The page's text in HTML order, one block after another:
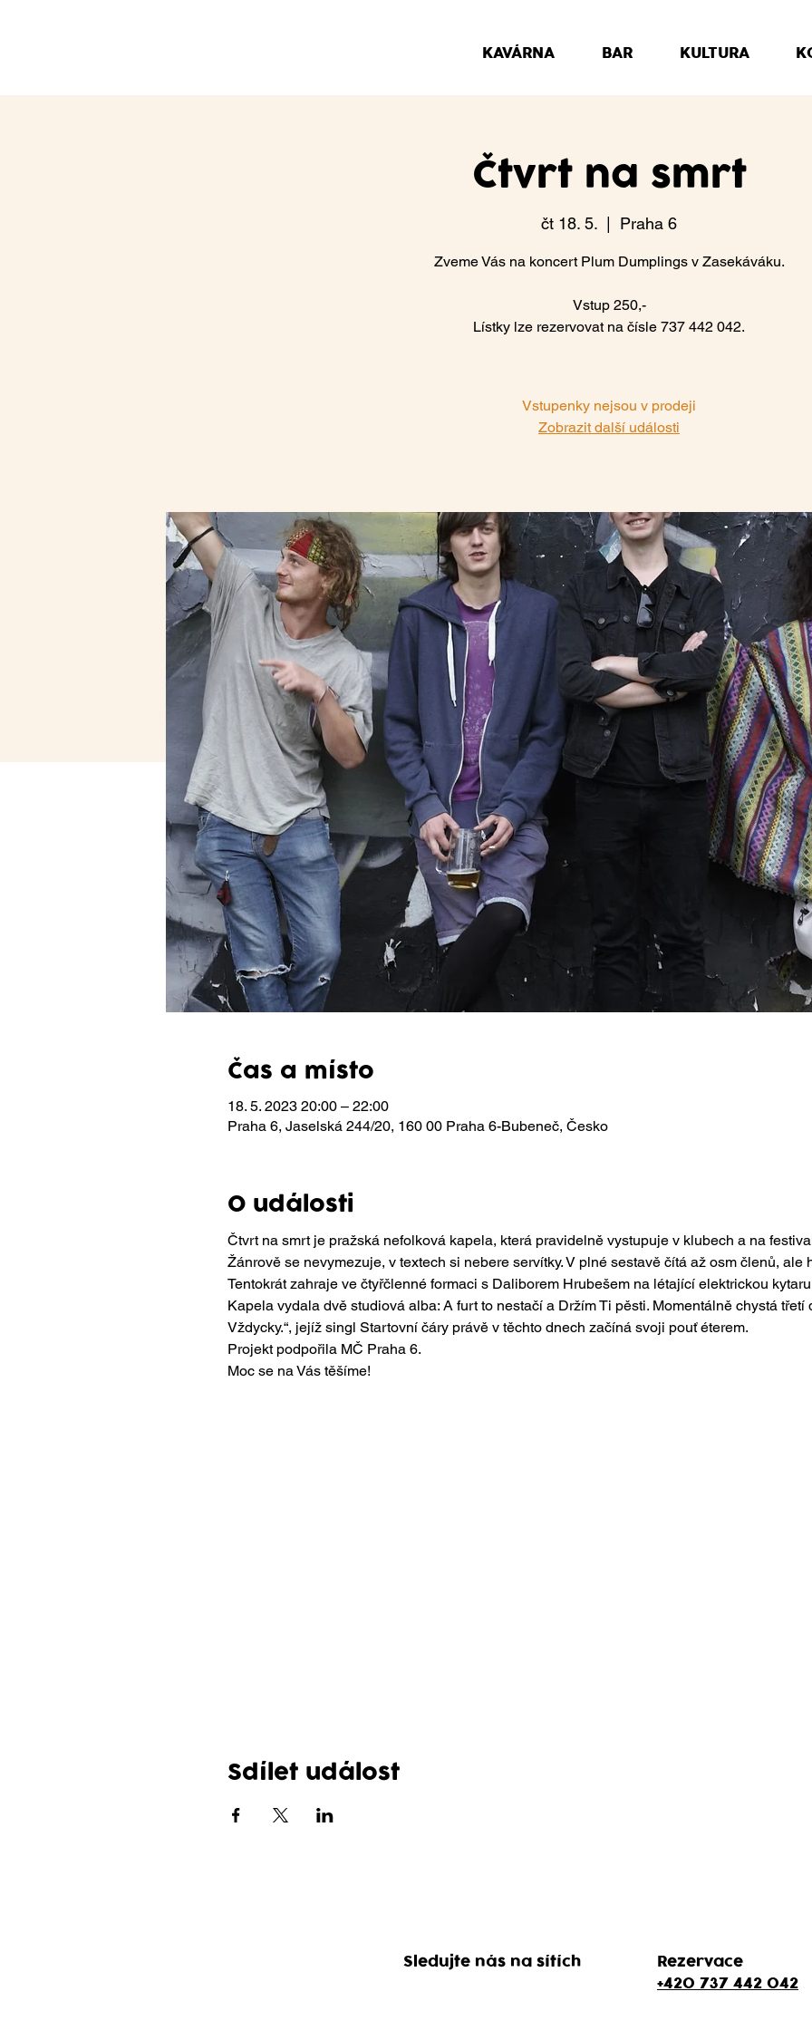
KAVÁRNA BAR KULTURA
Čtvrt na smrt
čt 18. 5. Praha 6
Zveme Vás na koncert Plum Dumplings v Zasekáváku.
Vstup 250,-
Lístky lze rezervovat na čísle 737 442 042.
Vstupenky nejsou v prodeji
Zobrazit další události
Čas a místo
18. 5. 2023 20:00 – 22:00
Praha 6, Jaselská 244/20, 160 00 Praha 6-Bubeneč, Česko
O události
Čtvrt na smrt je pražská nefolková kapela, která pravidelně vystupuje v klubech a na
Žánrově se nevymezuje, v textech si nebere servítky. V plné sestavě čítá až osm členů, ale
Tentokrát zahraje ve čtyřčlenné formaci s Daliborem Hrubešem na létající elektrickou
Kapela vydala dvě studiová alba: A furt to nestačí a Držím Ti pěsti. Momentálně chystá třetí
Vždycky.“, jejíž singl Startovní čáry právě v těchto dnech začíná svoji pouť éterem.
Projekt podpořila MČ Praha 6.
Moc se na Vás těšíme!
Sdílet událost
Sledujte nás na sítích
Rezervace
+420 737 442 042